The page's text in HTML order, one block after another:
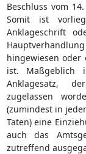
Beschluss vom
Somit ist
Anklageschrift
hingewiesen
ist. Maßgeblich
Anklagesatz,
zugelassen
(zumindest in
Taten) eine
auch das
zutreffend